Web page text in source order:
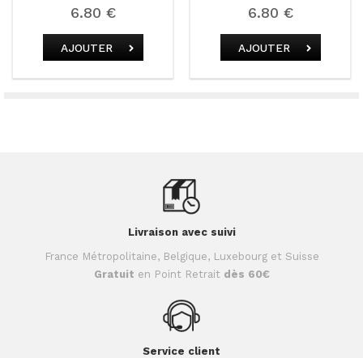
Livraison avec suivi
France Métropolitaine, Belgique, Luxebourg et Suisse
Gratuit en Point Retrait dès 60€
Service client